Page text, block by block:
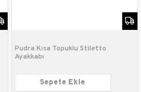
Pudra Kısa Topuklu Stiletto
Ayakkabı
Sepete Ekle